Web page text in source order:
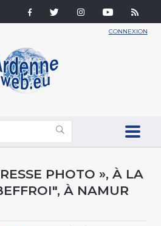
CONNEXION
PHOTO », À LA
À NAMUR